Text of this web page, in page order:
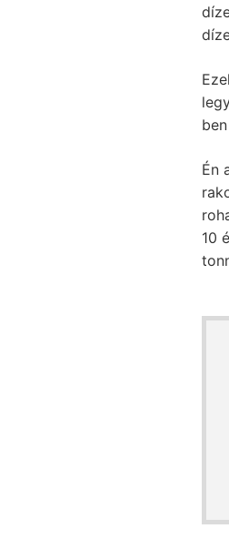
Én
10